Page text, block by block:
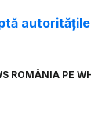
ROMÂNIA PE